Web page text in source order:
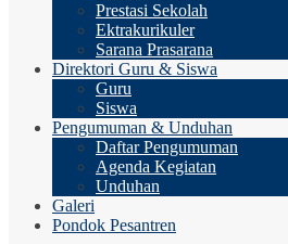
Prestasi Sekolah
Ektrakurikuler
Sarana Prasarana
Direktori Guru & Siswa
Guru
Siswa
Pengumuman & Unduhan
Daftar Pengumuman
Agenda Kegiatan
Unduhan
Galeri
Pondok Pesantren